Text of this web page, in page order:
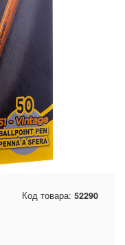
Код товара: 52290